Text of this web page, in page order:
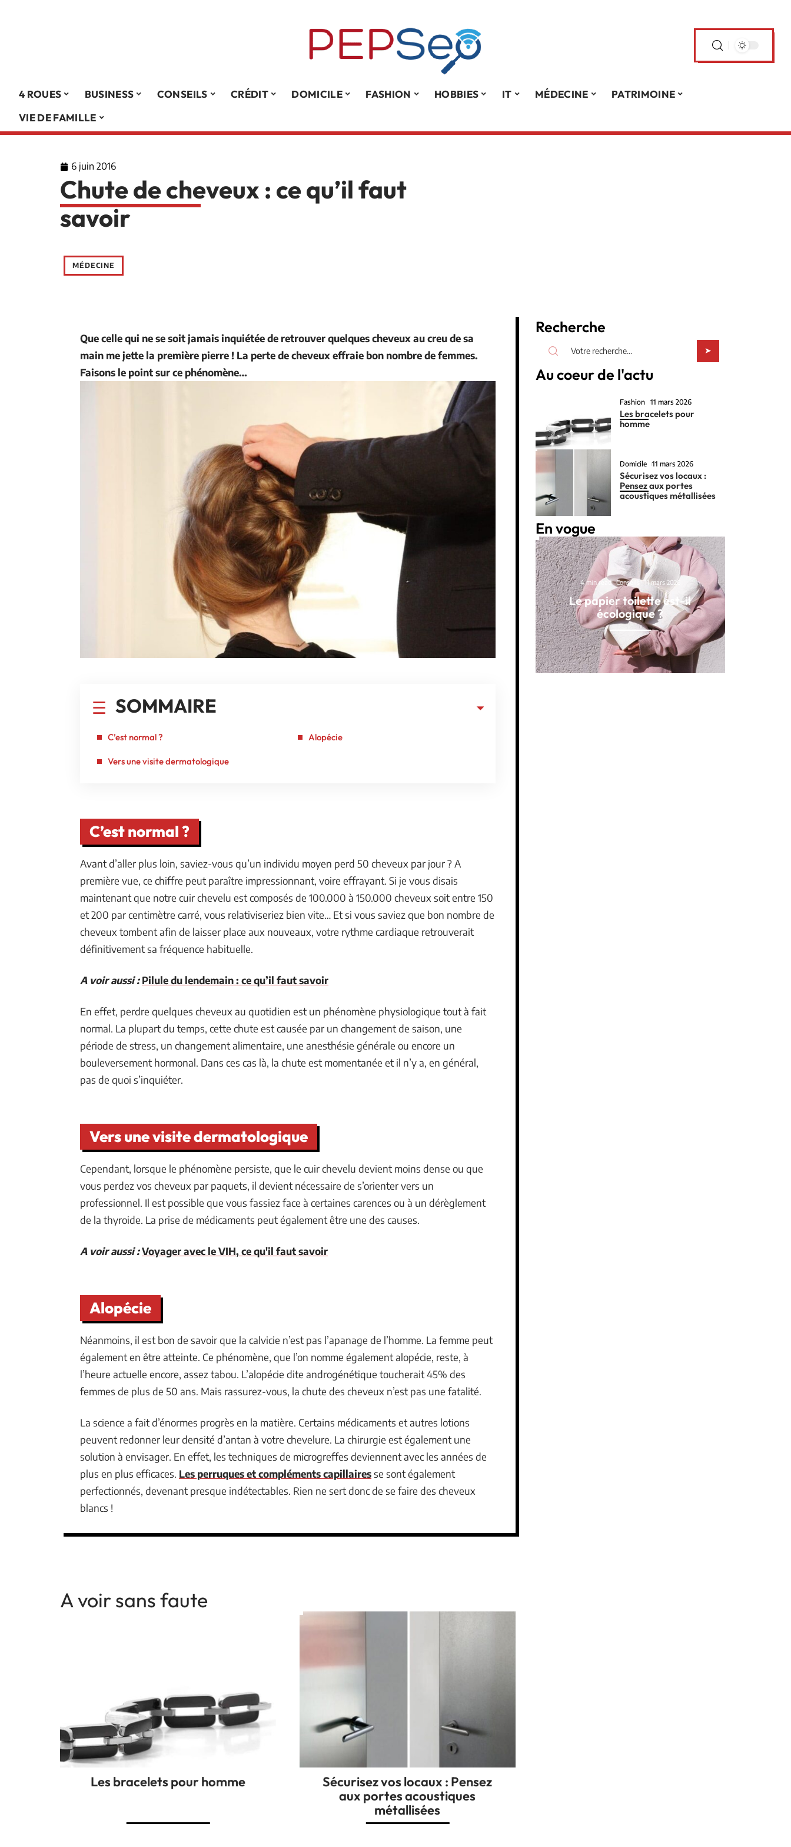
4 ROUES BUSINESS CONSEILS CRÉDIT DOMICILE FASHION HOBBIES IT MÉDECINE
PATRIMOINE
VIE DE FAMILLE
6 juin 2016
Chute de cheveux : ce qu’il faut
savoir
MÉDECINE
Que celle qui ne se soit jamais inquiétée de retrouver quelques cheveux au creu de sa
main me jette la première pierre ! La perte de cheveux effraie bon nombre de femmes.
Faisons le point sur ce phénomène…
SOMMAIRE
C’est normal ?
Vers une visite dermatologique
Alopécie
C’est normal ?
Avant d’aller plus loin, saviez-vous qu’un individu moyen perd 50 cheveux par jour ? A
première vue, ce chiffre peut paraître impressionnant, voire effrayant. Si je vous disais
maintenant que notre cuir chevelu est composés de 100.000 à 150.000 cheveux soit entre 150
et 200 par centimètre carré, vous relativiseriez bien vite… Et si vous saviez que bon nombre de
cheveux tombent afin de laisser place aux nouveaux, votre rythme cardiaque retrouverait
définitivement sa fréquence habituelle.
A voir aussi : Pilule du lendemain : ce qu’il faut savoir
En effet, perdre quelques cheveux au quotidien est un phénomène physiologique tout à fait
normal. La plupart du temps, cette chute est causée par un changement de saison, une
période de stress, un changement alimentaire, une anesthésie générale ou encore un
bouleversement hormonal. Dans ces cas là, la chute est momentanée et il n’y a, en général,
pas de quoi s’inquiéter.
Vers une visite dermatologique
Cependant, lorsque le phénomène persiste, que le cuir chevelu devient moins dense ou que
vous perdez vos cheveux par paquets, il devient nécessaire de s’orienter vers un
professionnel. Il est possible que vous fassiez face à certaines carences ou à un dérèglement
de la thyroide. La prise de médicaments peut également être une des causes.
A voir aussi :Voyager avec le VIH, ce qu'il faut savoir
Alopécie
Néanmoins, il est bon de savoir que la calvicie n’est pas l’apanage de l’homme. La femme peut
également en être atteinte. Ce phénomène, que l’on nomme également alopécie, reste, à
l’heure actuelle encore, assez tabou. L’alopécie dite androgénétique toucherait 45% des
femmes de plus de 50 ans. Mais rassurez-vous, la chute des cheveux n’est pas une fatalité.
La science a fait d’énormes progrès en la matière. Certains médicaments et autres lotions
peuvent redonner leur densité d’antan à votre chevelure. La chirurgie est également une
solution à envisager. En effet, les techniques de microgreffes deviennent avec les années de
plus en plus efficaces. Les perruques et compléments capillairesse sont également
perfectionnés, devenant presque indétectables. Rien ne sert donc de se faire des cheveux
blancs !
A voir sans faute
Les bracelets pour homme
Sécurisez vos locaux : Pensez
aux portes acoustiques
métallisées
Recherche
Au coeur de l'actu
Fashion 11 mars 2026
Les bracelets pour
homme
Domicile 11 mars 2026
Sécurisez vos locaux :
Pensez aux portes
acoustiques métallisées
En vogue
4 min read Conseils 11 mars 2026
Le papier toilette est-il
écologique ?